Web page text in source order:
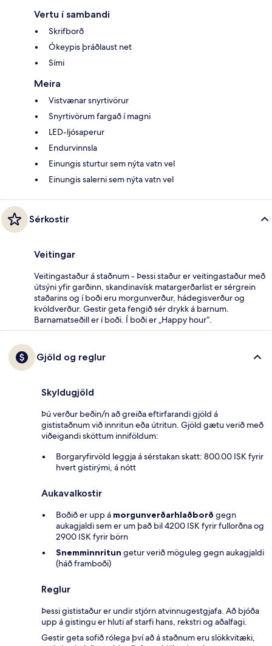
Vertu í sambandi
Skrifborð
Ókeypis þráðlaust net
Sími
Meira
Vistvænar snyrtivörur
Snyrtivörum fargað í magni
LED-ljósaperur
Endurvinnsla
Einungis sturtur sem nýta vatn vel
Einungis salerni sem nýta vatn vel
Sérkostir
Veitingar
Veitingastaður á staðnum - Þessi staður er veitingastaður með
útsýni yfir garðinn, skandinavísk matargerðarlist er sérgrein
staðarins og í boði eru morgunverður, hádegisverður og
kvöldverður. Gestir geta fengið sér drykk á barnum.
Barnamatseðill er í boði. Í boði er „Happy hour“.
Gjöld og reglur
Skyldugjöld
Þú verður beðin/n að greiða eftirfarandi gjöld á
gististaðnum við innritun eða útritun. Gjöld gætu verið með
viðeigandi sköttum inniföldum:
Borgaryfirvöld leggja á sérstakan skatt: 800.00 ISK fyrir
hvert gistirými, á nótt
Aukavalkostir
Boðið er upp á morgunverðarhlaðborð gegn
aukagjaldi sem er um það bil 4200 ISK fyrir fullorðna og
2900 ISK fyrir börn
Snemminnritun getur verið möguleg gegn aukagjaldi
(háð framboði)
Reglur
Þessi gististaður er undir stjórn atvinnugestgjafa. Að bjóða
upp á gistingu er hluti af starfi hans, rekstri og aðalfagi.
Gestir geta sofið rólega því að á staðnum eru slökkvitæki,